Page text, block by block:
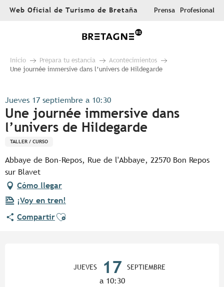
AllerWeb Oficial de Turismo de Bretaña Prensa Profesional
Inicio Prepara tu estancia
Acontecimientos
Une journée immersive dans l’univers de Hildegarde
Jueves 17 septiembre a 10:30
Une journée immersive dans
l’univers de Hildegarde
TALLER / CURSO
Abbaye de Bon-Repos, Rue de l'Abbaye, 22570 Bon Repos
sur Blavet
Cómo llegar
¡Voy en tren!
CompartirAjouter aux favoris
JUEVES 17 SEPTIEMBRE
a 10:30